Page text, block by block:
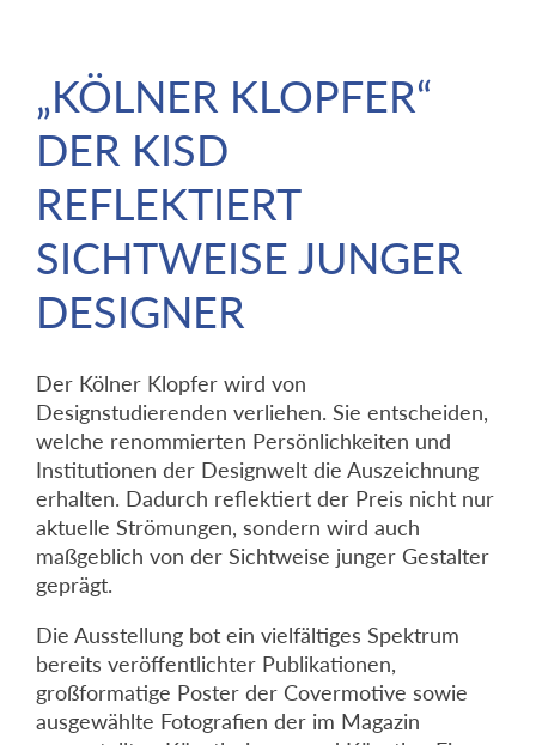
„KÖLNER KLOPFER“
DER KISD
REFLEKTIERT
SICHTWEISE JUNGER
DESIGNER
Der Kölner Klopfer wird von
Designstudierenden verliehen. Sie entscheiden,
welche renommierten Persönlichkeiten und
Institutionen der Designwelt die Auszeichnung
erhalten. Dadurch reflektiert der Preis nicht nur
aktuelle Strömungen, sondern wird auch
maßgeblich von der Sichtweise junger Gestalter
geprägt.
Die Ausstellung bot ein vielfältiges Spektrum
bereits veröffentlichter Publikationen,
großformatige Poster der Covermotive sowie
ausgewählte Fotografien der im Magazin